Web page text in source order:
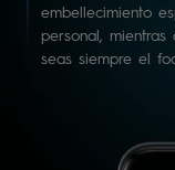
embellecimiento
personal,
seas siempre el